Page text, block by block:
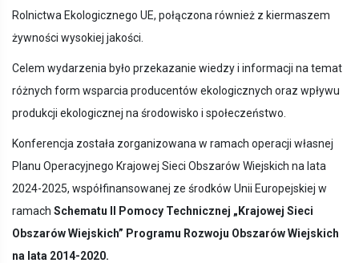
Rolnictwa Ekologicznego UE, połączona również z kiermaszem
żywności wysokiej jakości.
Celem wydarzenia było przekazanie wiedzy i informacji na temat
różnych form wsparcia producentów ekologicznych oraz wpływu
produkcji ekologicznej na środowisko i społeczeństwo.
Konferencja została zorganizowana w ramach operacji własnej
Planu Operacyjnego Krajowej Sieci Obszarów Wiejskich na lata
2024-2025, współfinansowanej ze środków Unii Europejskiej w
ramach Schematu II Pomocy Technicznej „Krajowej Sieci
Obszarów Wiejskich” Programu Rozwoju Obszarów Wiejskich
na lata 2014-2020.